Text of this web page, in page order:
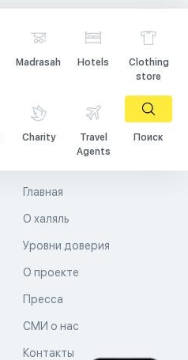
Madrasah Hotels
Clothing
store
Charity
Travel
Agents
Поиск
Главная
О халяль
Уровни доверия
О проекте
Пресса
СМИ о нас
Контакты